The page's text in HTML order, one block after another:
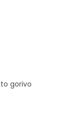
gorivo